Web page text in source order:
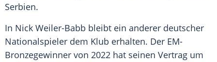
Serbien.
In Nick Weiler-Babb bleibt ein anderer deutscher
Nationalspieler dem Klub erhalten. Der EM-
Bronzegewinner von 2022 hat seinen Vertrag um